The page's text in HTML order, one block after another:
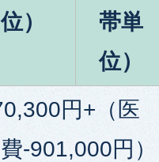
位）
帯単
位）
円+（医
-901,000円）